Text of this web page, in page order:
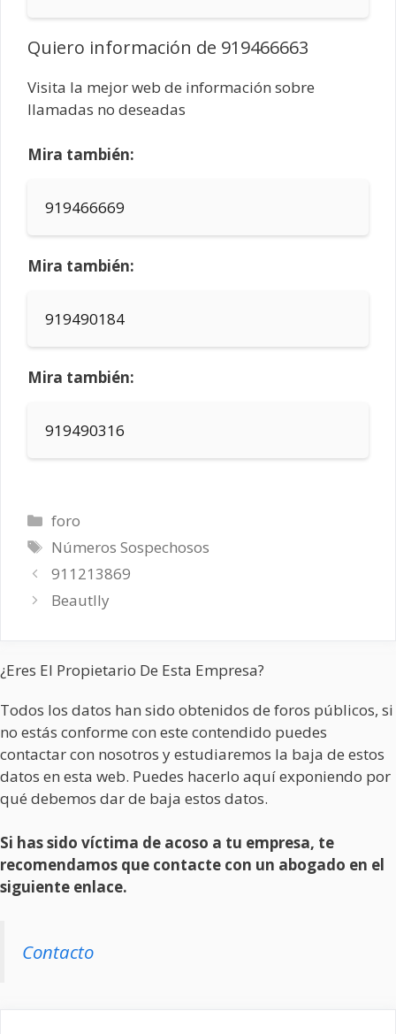
Quiero información de 919466663
Visita la mejor web de información sobre
llamadas no deseadas
Mira también:
919466669
Mira también:
919490184
Mira también:
919490316
Categorías
foro
Etiquetas
Números Sospechosos
911213869
Beautlly
¿Eres El Propietario De Esta Empresa?
Todos los datos han sido obtenidos de foros públicos, si
no estás conforme con este contendido puedes
contactar con nosotros y estudiaremos la baja de estos
datos en esta web. Puedes hacerlo aquí exponiendo por
qué debemos dar de baja estos datos.
Si has sido víctima de acoso a tu empresa, te
recomendamos que contacte con un abogado en el
siguiente enlace.
Contacto